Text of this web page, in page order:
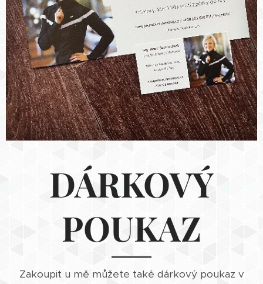
DÁRKOVÝ
POUKAZ
Zakoupit u mě můžete také dárkový poukaz v